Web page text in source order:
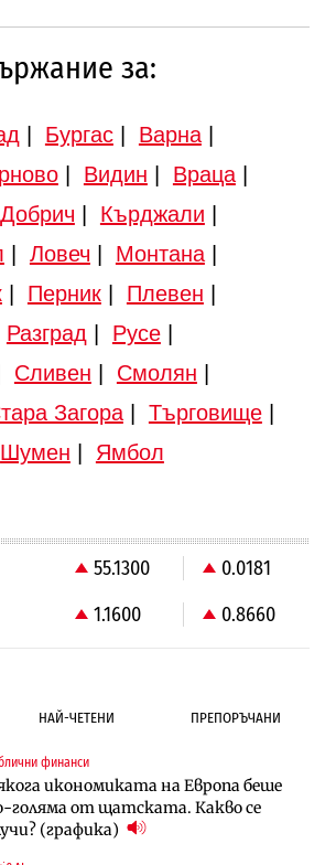
за:
Бургас| Варна|
| Видин Враца|
Добрич Кърджали
Ловеч Монтана|
| Перник| Плевен
Разград Русе|
Сливен Смолян
Загора| Търговище|
Шумен Ямбол
55.1300
0.0181
1.1600 0.8660
НАЙ-ЧЕТЕНИ ПРЕПОРЪЧАНИ
финанси
икономиката на Европа беше
голяма от щатската. Какво се
(графика)
община избра изпълнител за
на трамвайното
по бул. „Скобелев“
предлага над 150 устройства с
отстъпка през август